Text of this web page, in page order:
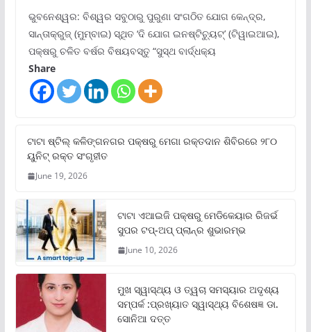
ଭୁବନେଶ୍ୱର: ବିଶ୍ୱର ସବୁଠାରୁ ପୁରୁଣା ସଂଗଠିତ ଯୋଗ କେନ୍ଦ୍ର,
ସାନ୍ତାକ୍ରୁଜ୍ (ମୁମ୍ବାଇ) ସ୍ଥିତ ‘ଦି ଯୋଗ ଇନଷ୍ଟିଚ୍ୟୁଟ୍‌’ (ଟିୱାଇଆଇ),
ପକ୍ଷରୁ ଚଳିତ ବର୍ଷର ବିଷୟବସ୍ତୁ “ସୁସ୍ଥ ବାର୍ଦ୍ଧକ୍ୟ
Share
ଟାଟା ଷ୍ଟିଲ୍‌ କଳିଙ୍ଗନଗର ପକ୍ଷରୁ ମେଗା ରକ୍ତଦାନ ଶିବିରରେ ୨୮୦
ୟୁନିଟ୍‌ ରକ୍ତ ସଂଗୃହୀତ
June 19, 2026
ଟାଟା ଏଆଇଜି ପକ୍ଷରୁ ମେଡିକେୟାର ରିଜର୍ଭ
ସୁପର ଟପ୍‌-ଅପ୍ ପ୍ଲାନ୍‌ର ଶୁଭାରମ୍ଭ
June 10, 2026
ମୁଖ ସ୍ୱାସ୍ଥ୍ୟ ଓ ତ୍ୱଚା ସମସ୍ୟାର ଅଦୃଶ୍ୟ
ସମ୍ପର୍କ :ପ୍ରଖ୍ୟାତ ସ୍ୱାସ୍ଥ୍ୟ ବିଶେଷଜ୍ଞ ଡା.
ସୋନିଆ ଦତ୍ତ